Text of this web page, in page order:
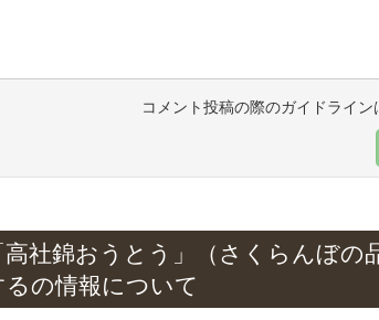
コメント投稿の際のガイドライン
社錦おうとう」 （さくらんぼの
の情報について